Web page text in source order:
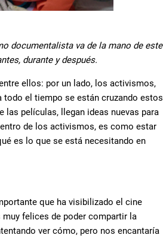
documentalista va de la mano de este
durante y después.
ellos: por un lado, los activismos,
todo el tiempo se están cruzando estos
películas, llegan ideas nuevas para
de los activismos, es como estar
es lo que se está necesitando en
que ha visibilizado el cine
felices de poder compartir la
ver cómo, pero nos encantaría